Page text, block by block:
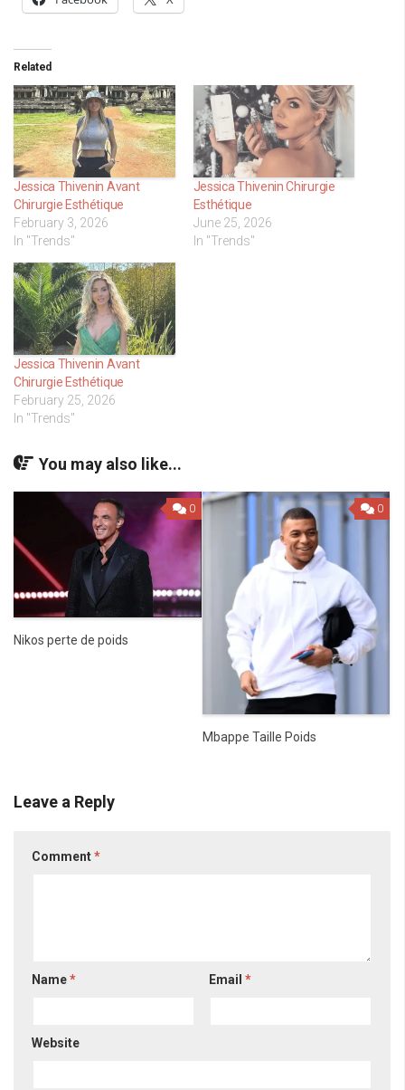
Related
Jessica Thivenin Avant
Chirurgie Esthétique
February 3, 2026
In "Trends"
Jessica Thivenin Chirurgie
Esthétique
June 25, 2026
In "Trends"
Jessica Thivenin Avant
Chirurgie Esthétique
February 25, 2026
In "Trends"
You may also like...
0
Nikos perte de poids
0
Mbappe Taille Poids
Leave a Reply
Comment*
Name* Email*
Website